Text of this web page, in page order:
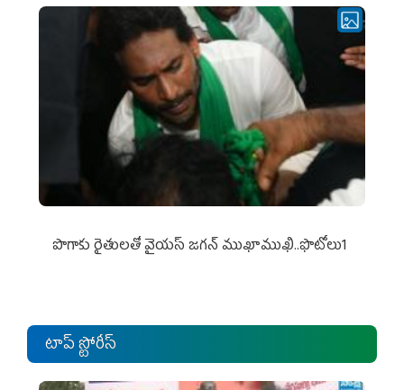
పొగాకు రైతుల‌తో వైయ‌స్ జ‌గ‌న్ ముఖాముఖి..ఫొటోలు1
టాప్ స్టోరీస్